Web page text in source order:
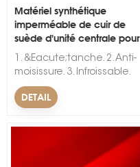
Matériel synthétique
imperméable de cuir de
suède d'unité centrale pour
des voitures
1. &Eacute;tanche. 2. Anti-
moisissure. 3. Infroissable.
&nbsp; &nbsp;
DETAIL